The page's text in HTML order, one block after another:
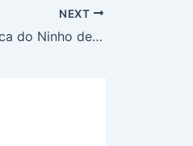
NEXT
Pombério em Busca do Ninho de Ouro (CAP 08)